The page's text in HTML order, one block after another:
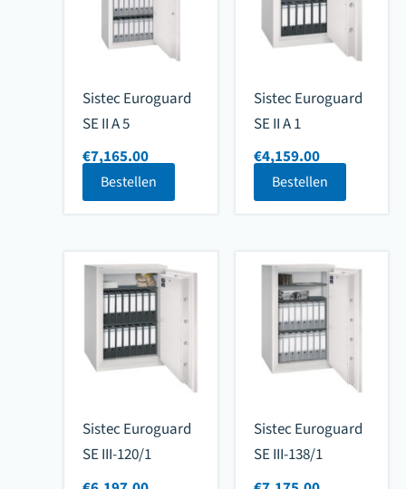
Sistec Euroguard
SE II A 5
€7,165.00
Bestellen
Sistec Euroguard
SE II A 1
€4,159.00
Bestellen
Sistec Euroguard
SE III-120/1
Sistec Euroguard
SE III-138/1